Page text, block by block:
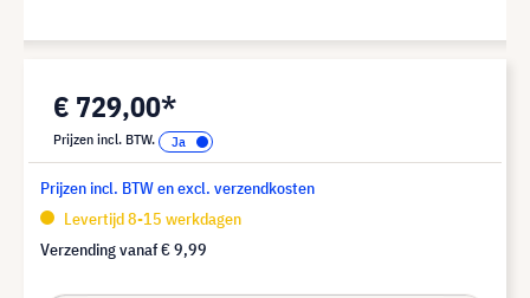
€ 729,00*
Prijzen incl. BTW.
Prijzen incl. BTW en excl. verzendkosten
Levertijd 8-15 werkdagen
Verzending vanaf€ 9,99